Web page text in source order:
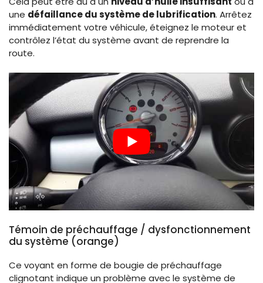
une défaillance du système de lubrification. Arrêtez
immédiatement votre véhicule, éteignez le moteur et
contrôlez l’état du système avant de reprendre la
route.
Témoin de préchauffage / dysfonctionnement
du système (orange)
Ce voyant en forme de bougie de préchauffage
clignotant indique un problème avec le système de